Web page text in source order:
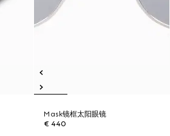
Mask镜框太阳眼镜
€ 440